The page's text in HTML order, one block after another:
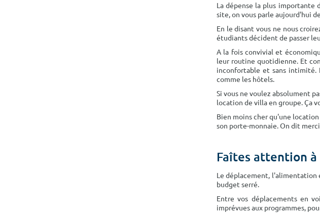
La dépense la plus
site, on vous parle aujourd'hui
En le disant vous ne nous
étudiants décident de passer
A la fois convivial et
leur routine quotidienne. Et
inconfortable et sans intimité.
comme les hôtels.
Si vous ne voulez absolument
location de villa en groupe. Ça
Bien moins cher qu'une
son porte-monnaie. On dit
Faîtes attention
Le déplacement, l'alimentation
budget serré.
Entre vos déplacements en
imprévues aux programmes,